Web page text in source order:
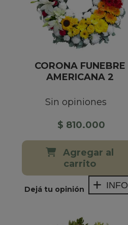
CORONA FUNEBRE
AMERICANA 2
Sin opiniones
$ 810.000
Agregar al
carrito
Dejá tu opinión INFO